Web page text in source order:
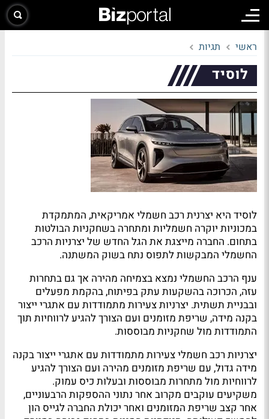
ראשי תגיות
לוסיד
לוסיד היא יצרנית רכב חשמלי אמריקאית, המתמקדת
במכוניות יוקרה חשמליות ומתחרה בשחקניות הבולטות
בתחום. החברה מייצגת את הגל החדש של יצרניות הרכב
החשמלי המבקשות לתפוס נתח בשוק המשתנה.
ענף הרכב החשמלי נמצא בצמיחה מהירה אך גם בתחרות
עזה, הכרוכה בהשקעות עתק בפיתוח, בהקמת מפעלים
ובבניית תשתית. יצרניות צעירות מתמודדות עם אתגרי ייצור
בקנה מידה, שריפת מזומנים ועם הצורך להגיע לרווחיות תוך
התמודדות מול שחקניות מבוססות.
יצרניות רכב חשמלי צעירות מתמודדות עם אתגרי ייצור בקנה
מידה גדול, עם שריפת מזומנים מהירה ועם הצורך להגיע
לרווחיות מול מתחרות מבוססות ובעלות כיס עמוק.
משקיעים עוקבים מקרוב אחר נתוני ההספקות הרבעוניים,
אחר קצב שריפת המזומנים ואחר יכולת החברה לגייס הון